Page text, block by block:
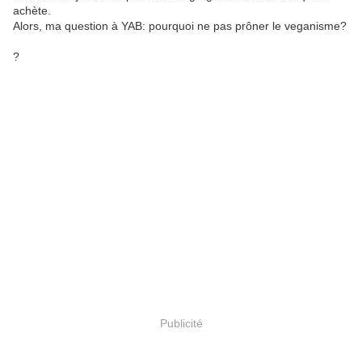
achète.
Alors, ma question à YAB: pourquoi ne pas prôner le veganisme?
?
Publicité